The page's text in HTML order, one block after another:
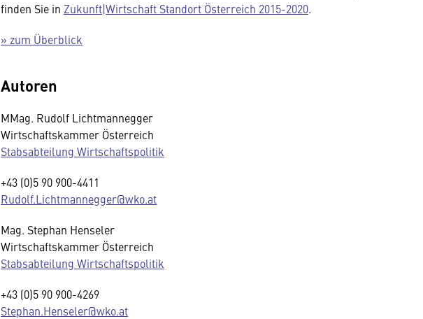
finden Sie in Zukunft|Wirtschaft Standort Österreich 2015-2020.
» zum Überblick
Autoren
MMag. Rudolf Lichtmannegger
Wirtschaftskammer Österreich
Stabsabteilung Wirtschaftspolitik
+43 (0)5 90 900-4411
Rudolf.Lichtmannegger@wko.at
Mag. Stephan Henseler
Wirtschaftskammer Österreich
Stabsabteilung Wirtschaftspolitik
+43 (0)5 90 900-4269
Stephan.Henseler@wko.at